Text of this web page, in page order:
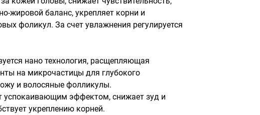
жировой баланс, укрепляет корни и
фоликул. За счет увлажнения регулируется
нано технология, расщепляющая
на микрочастицы для глубокого
и волосяные фолликулы.
успокаивающим эффектом, снижает зуд и
укреплению корней.